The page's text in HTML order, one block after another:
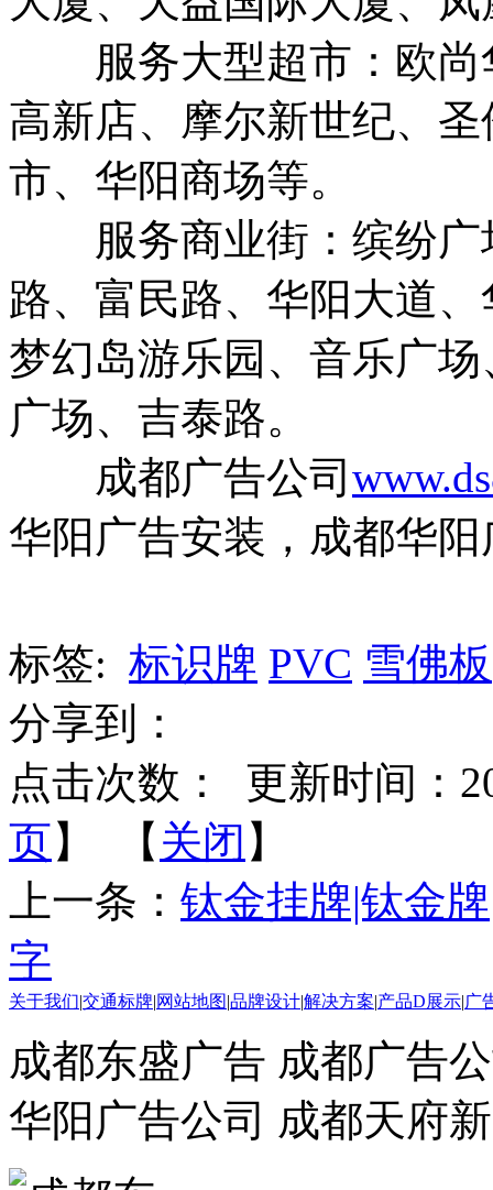
服务大型超市：欧尚
高新店、摩尔新世纪、
市、华阳商场等。
服务商业街：缤纷广
路、富民路、华阳大道
梦幻岛游乐园、音乐广
广场、吉泰路。
成都广告公司
华阳广告安装，成都华
标签: 标识牌 PVC 雪佛板
分享到：
点击次数：
更新时间：
页】 【 关闭 】
上一条： 钛金挂牌|钛金牌
字
关于我们|交通标牌|网站地图|品牌设计|解决方案|产品D展示|广
成都东盛广告 成都广告
华阳广告公司 成都天府